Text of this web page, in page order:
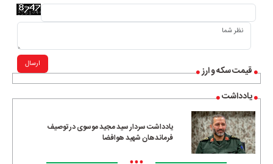
قیمت سکه و ارز
یادداشت
یادداشت سردار سید مجید موسوی در توصیف
فرماندهان شهید هوافضا
ارسال